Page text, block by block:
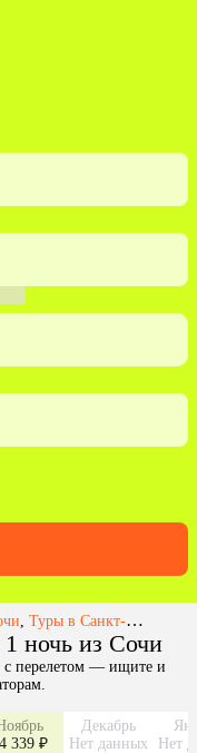
Туры в Санкт-Петербург из Сочи
ночь из Сочи
с перелетом — ищите и
339 ₽
Декабрь
Нет данных
Нет